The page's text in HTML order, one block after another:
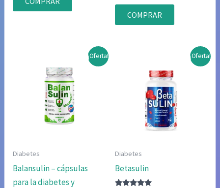
5.00
de 5
Valorado
4.75
de 5
COMPRAR
¡Oferta!
Diabetes
Balansulin – cápsulas
para la diabetes y
¡Oferta!
Diabetes
Betasulin